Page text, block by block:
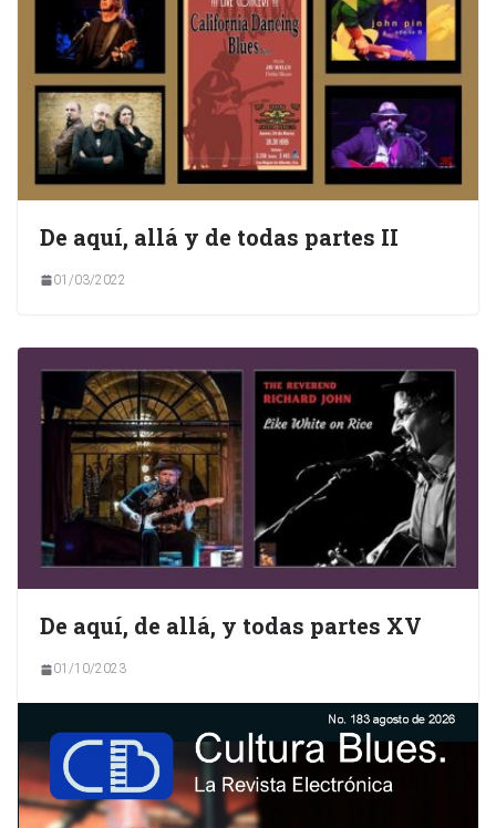
De aquí, allá y de todas partes II
01/03/2022
De aquí, de allá, y todas partes XV
01/10/2023